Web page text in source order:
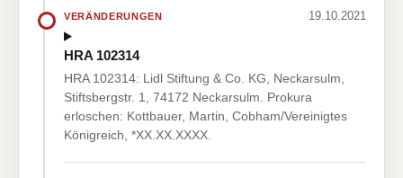
VERÄNDERUNGEN 19.10.2021
HRA 102314
HRA 102314: Lidl Stiftung & Co. KG, Neckarsulm,
Stiftsbergstr. 1, 74172 Neckarsulm. Prokura
erloschen: Kottbauer, Martin, Cobham/Vereinigtes
Königreich, *XX.XX.XXXX.